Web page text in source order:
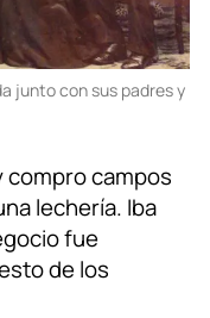
junto con sus padres y
compro campos
lechería. Iba
fue
de los